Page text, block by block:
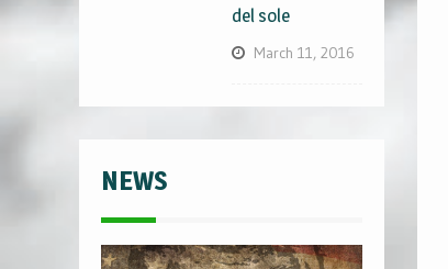
del sole
March 11, 2016
NEWS